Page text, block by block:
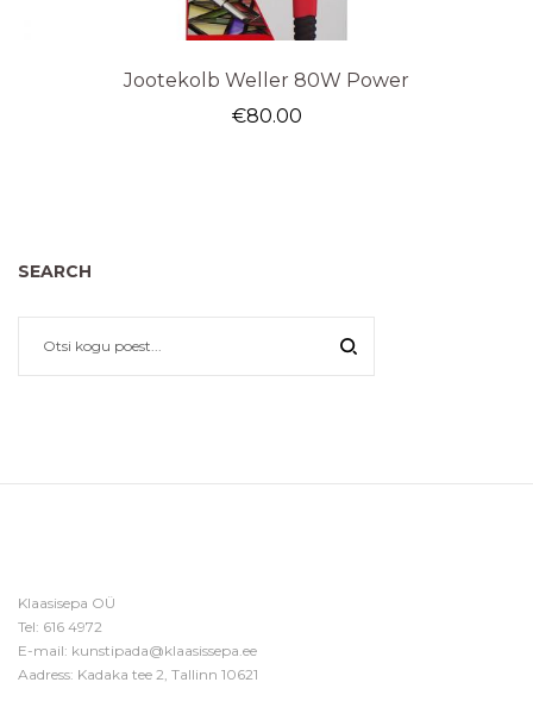
Jootekolb Weller 80W Power
€80.00
SEARCH
Klaasisepa OÜ
Tel: 616 4972
E-mail: kunstipada@klaasissepa.ee
Aadress: Kadaka tee 2, Tallinn 10621